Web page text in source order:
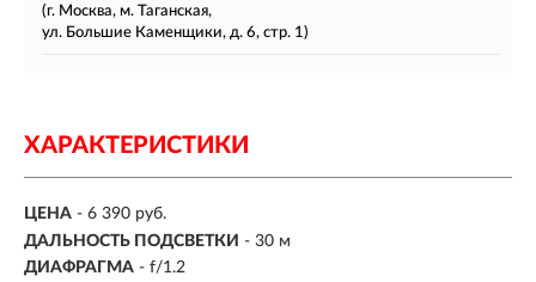
(г. Москва, м. Таганская,
ул. Большие Каменщики, д. 6, стр. 1)
ХАРАКТЕРИСТИКИ
ЦЕНА - 6 390 руб.
ДАЛЬНОСТЬ ПОДСВЕТКИ - 30 м
ДИАФРАГМА - f/1.2